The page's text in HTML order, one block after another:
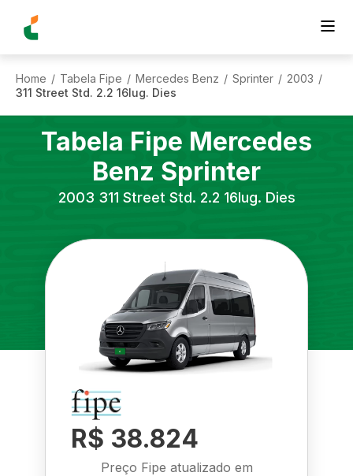
Home / Tabela Fipe / Mercedes Benz / Sprinter / 2003 /
311 Street Std. 2.2 16lug. Dies
Tabela Fipe Mercedes
Benz Sprinter
2003 311 Street Std. 2.2 16lug. Dies
R$ 38.824
Preço Fipe atualizado em